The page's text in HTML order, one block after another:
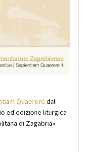
Quaerere dal
ed edizione liturgica
di Zagabria»